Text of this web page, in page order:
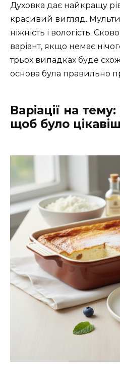
Духовка дає найкращу
красивий вигляд.
ніжність і вологість.
варіант, якщо немає
трьох випадках буде
основа була правильно
Варіації на
щоб було